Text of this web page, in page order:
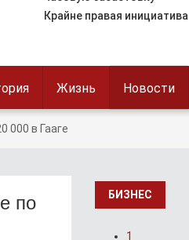
Крайне правая
Жизнь Новости
000 в Гааге
по БИЗНЕС
1